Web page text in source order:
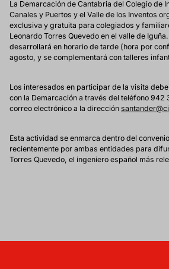
La Demarcación de Cantabria del Colegio de
Canales y Puertos y el Valle de los Inventos
exclusiva y gratuita para colegiados y
Leonardo Torres Quevedo en el valle de
desarrollará en horario de tarde (hora por
agosto, y se complementará con talleres
Los interesados en participar de la visita
con la Demarcación a través del teléfono 942
correo electrónico a la dirección
Esta actividad se enmarca dentro del
recientemente por ambas entidades para
Torres Quevedo, el ingeniero español más